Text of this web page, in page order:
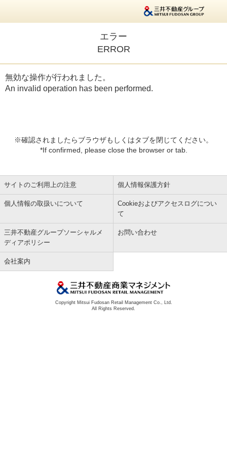
エラー
ERROR
無効な操作が行われました。
An invalid operation has been performed.
※確認されましたらブラウザもしくはタブを閉じてください。
*If confirmed, please close the browser or tab.
サイトのご利用上の注意 個人情報保護方針
個人情報の取扱いについて
Cookieおよびアクセスログについ
て
三井不動産グループソーシャルメ
ディアポリシー
お問い合わせ
会社案内
Copyright Mitsui Fudosan Retail Management Co., Ltd.
All Rights Reserved.